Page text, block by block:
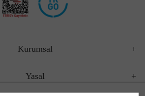
Kurumsal
Yasal